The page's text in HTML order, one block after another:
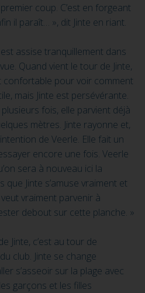
coup. C’est en forgeant
il paraît… », dit Jinte en riant.
assise tranquillement dans
Quand vient le tour de Jinte,
pour voir comment
mais Jinte est persévérante.
fois, elle parvient déjà
mètres. Jinte rayonne et,
de Veerle. Elle fait un
encore une fois. Veerle
sera à nouveau ici la
que Jinte s’amuse vraiment et
veut vraiment parvenir à
debout sur cette planche. »
Jinte, c’est au tour de
club. Jinte se change
s’asseoir sur la plage avec
garçons et les filles